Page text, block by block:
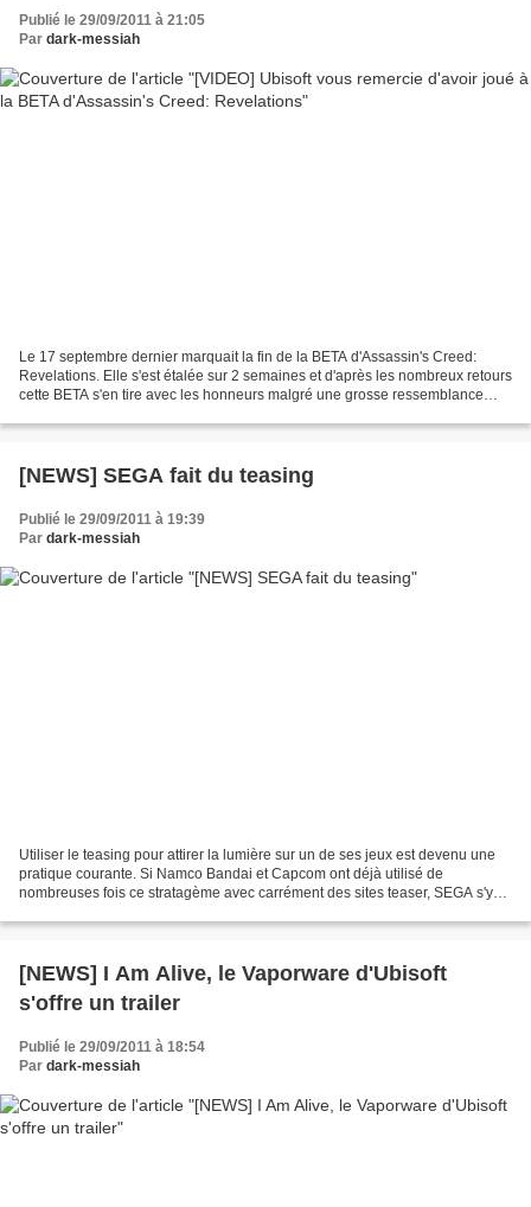
Publié le 29/09/2011 à 21:05
Par dark-messiah
Le 17 septembre dernier marquait la fin de la BETA d'Assassin's Creed:
Revelations. Elle s'est étalée sur 2 semaines et d'après les nombreux retours
cette BETA s'en tire avec les honneurs malgré une grosse ressemblance
[NEWS] SEGA fait du teasing
Publié le 29/09/2011 à 19:39
Par dark-messiah
Utiliser le teasing pour attirer la lumière sur un de ses jeux est devenu une
pratique courante. Si Namco Bandai et Capcom ont déjà utilisé de
nombreuses fois ce stratagème avec carrément des sites teaser, SEGA s'y
[NEWS] I Am Alive, le Vaporware d'Ubisoft
s'offre un trailer
Publié le 29/09/2011 à 18:54
Par dark-messiah